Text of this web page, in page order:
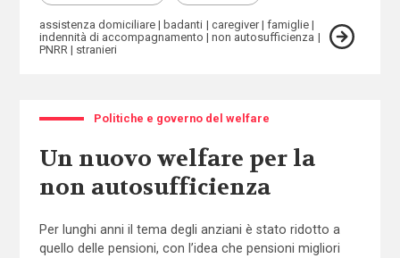
assistenza domiciliare badanti caregiver
famiglie
indennità di accompagnamento
non autosufficienza
PNRR
stranieri
Politiche e governo del welfare
Un nuovo welfare per la
non autosufficienza
Per lunghi anni il tema degli anziani è stato ridotto a
quello delle pensioni, con l’idea che pensioni migliori